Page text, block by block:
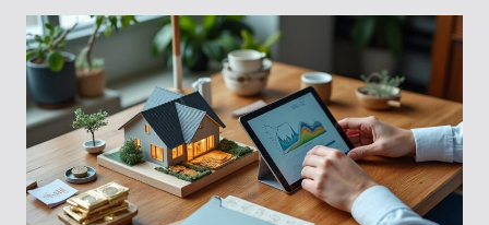
DÉMARCHES
ET
FORMATIONS
CLÉS